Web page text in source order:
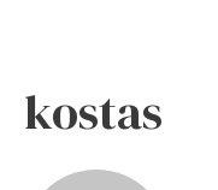
kostas